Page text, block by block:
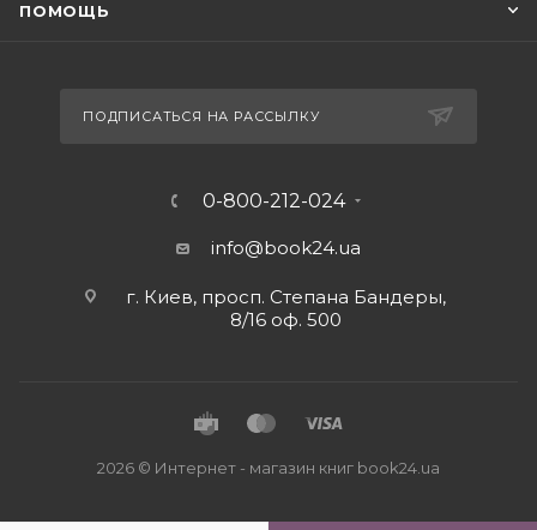
ПОМОЩЬ
ПОДПИСАТЬСЯ НА РАССЫЛКУ
0-800-212-024
info@book24.ua
г. Киев, просп. Степана Бандеры,
8/16 оф. 500
2026 © Интернет - магазин книг book24.ua